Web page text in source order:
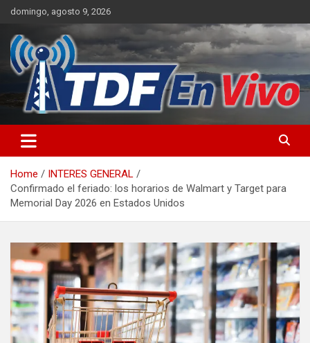
Skip
content
domingo, agosto 9, 2026
Home
INTERES GENERAL
Confirmado el feriado: los horarios de Walmart y Target para
Memorial Day 2026 en Estados Unidos